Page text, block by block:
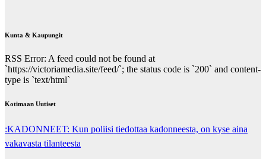
Kunta & Kaupungit
RSS Error: A feed could not be found at
`https://victoriamedia.site/feed/`; the status code is `200` and content-
type is `text/html`
Kotimaan Uutiset
:KADONNEET: Kun poliisi tiedottaa kadonneesta, on kyse aina
vakavasta tilanteesta